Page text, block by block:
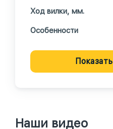
Ход вилки, мм.
Особенности
Показать
Наши видео